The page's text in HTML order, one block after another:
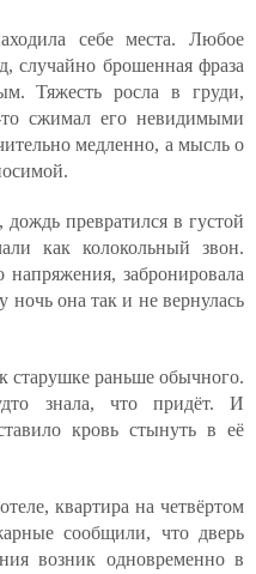
себе места. Любое
случайно брошенная фраза
Тяжесть росла в груди,
то сжимал его невидимыми
медленно, а мысль о
дождь превратился в густой
как колокольный звон.
забронировала
она так и не вернулась
старушке раньше обычного.
знала, что придёт. И
кровь стынуть в её
квартира на четвёртом
сообщили, что дверь
возник одновременно в